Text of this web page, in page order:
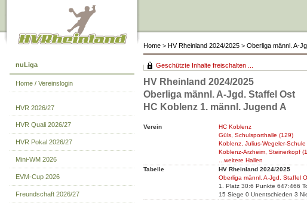
Home > HV Rheinland 2024/2025 > Oberliga männl. A-
nuLiga
Home / Vereinslogin
HVR 2026/27
HVR Quali 2026/27
HVR Pokal 2026/27
Mini-WM 2026
EVM-Cup 2026
Freundschaft 2026/27
Geschützte Inhalte freischalten ...
HV Rheinland 2024/2025
Oberliga männl. A-Jgd. Staffel Ost
HC Koblenz 1. männl. Jugend A
Verein
HC Koblenz
Güls, Schulsporthalle (129)
Koblenz, Julius-Wegeler-Schule
Koblenz-Arzheim, Steinerkopf
...weitere Hallen
Tabelle
HV Rheinland 2024/2025
Oberliga männl. A-Jgd. Staffel
1. Platz 30:6 Punkte 647:466
15 Siege 0 Unentschieden 3